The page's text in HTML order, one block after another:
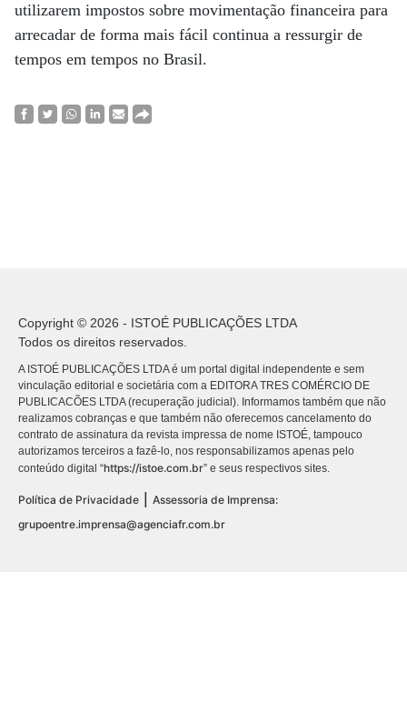
utilizarem impostos sobre movimentação financeira para
arrecadar de forma mais fácil continua a ressurgir de
tempos em tempos no Brasil.
Copyright © 2026 - ISTOÉ PUBLICAÇÕES LTDA
Todos os direitos reservados.
A ISTOÉ PUBLICAÇÕES LTDA é um portal digital independente e sem
vinculação editorial e societária com a EDITORA TRES COMÉRCIO DE
PUBLICACÕES LTDA (recuperação judicial). Informamos também que não
realizamos cobranças e que também não oferecemos cancelamento do
contrato de assinatura da revista impressa de nome ISTOÉ, tampouco
autorizamos terceiros a fazê-lo, nos responsabilizamos apenas pelo
conteúdo digital “https://istoe.com.br” e seus respectivos sites.
Política de Privacidade
Assessoria de Imprensa:
grupoentre.imprensa@agenciafr.com.br